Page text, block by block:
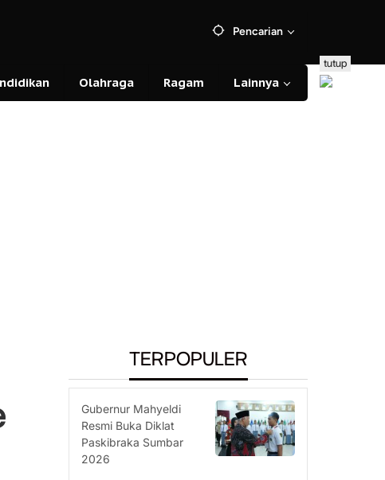
Pencarian
Olahraga Ragam Lainnya
tutup
TERPOPULER
Gubernur Mahyeldi
Resmi Buka Diklat
Paskibraka Sumbar
2026